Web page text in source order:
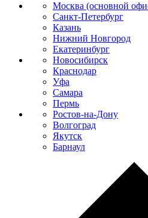
Москва (основной
Санкт-Петербург
Казань
Нижний Новгород
Екатеринбург
Новосибирск
Краснодар
Уфа
Самара
Пермь
Ростов-на-Дону
Волгоград
Якутск
Барнаул